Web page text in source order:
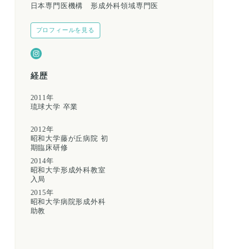
日本専門医機構 形成外科領域専門医
プロフィールを見る
経歴
2011年
琉球大学 卒業
2012年
昭和大学藤が丘病院 初
期臨床研修
2014年
昭和大学形成外科教室
入局
2015年
昭和大学病院形成外科
助教